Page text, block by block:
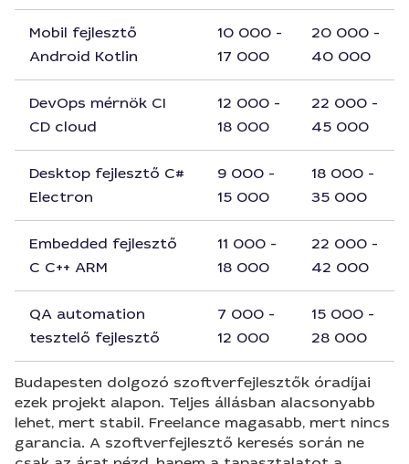
Mobil fejlesztő
Android Kotlin
10 000 -
17 000
20 000 -
40 000
DevOps mérnök CI
CD cloud
12 000 -
18 000
22 000 -
45 000
Desktop fejlesztő C#
Electron
9 000 -
15 000
18 000 -
35 000
Embedded fejlesztő
C C++ ARM
11 000 -
18 000
22 000 -
42 000
QA automation
tesztelő fejlesztő
7 000 -
12 000
15 000 -
28 000
Budapesten dolgozó szoftverfejlesztők óradíjai
ezek projekt alapon. Teljes állásban alacsonyabb
lehet, mert stabil. Freelance magasabb, mert nincs
garancia. A szoftverfejlesztő keresés során ne